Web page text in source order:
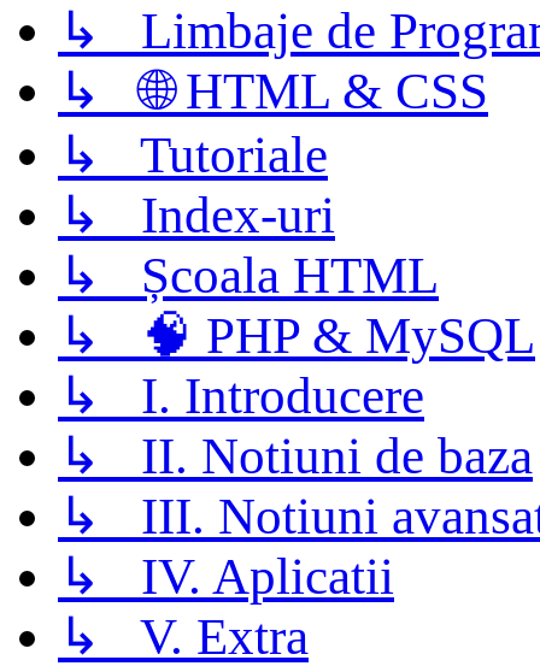
↳ Limbaje de
↳ 🌐 HTML & CSS
↳ Tutoriale
↳ Index-uri
↳ Școala HTML
↳ 🧠 PHP & MySQL
↳ I. Introducere
↳ II. Notiuni de baza
↳ III. Notiuni
↳ IV. Aplicatii
↳ V. Extra